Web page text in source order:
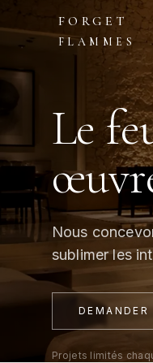
FORGET
FLAMMES
Le
Nous
sublimer les
Projets limités